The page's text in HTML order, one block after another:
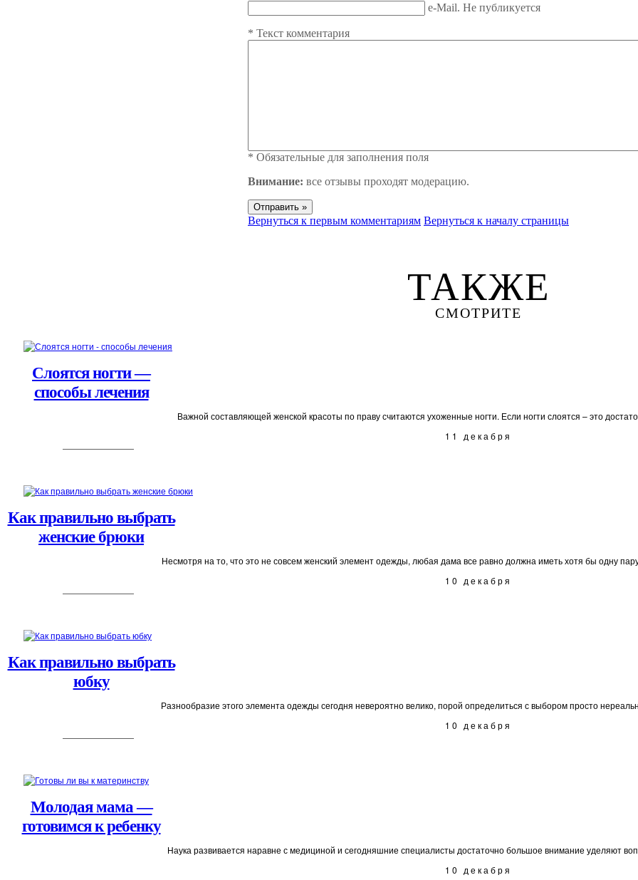
e-Mail. Не публикуется
* Текст комментария
* Обязательные для заполнения поля
Внимание: все отзывы проходят модерацию.
Вернуться к первым комментариям Вернуться к началу страницы
ТАКЖЕ
СМОТРИТЕ
Слоятся ногти —
способы лечения
Важной составляющей женской красоты по праву считаются ухоженные ногти. Если ногти слоятся – это
11 декабря
Как правильно выбрать
женские брюки
Несмотря на то, что это не совсем женский элемент одежды, любая дама все равно должна иметь хотя бы одну
10 декабря
Как правильно выбрать
юбку
Разнообразие этого элемента одежды сегодня невероятно велико, порой определиться с выбором просто
10 декабря
Молодая мама —
готовимся к ребенку
Наука развивается наравне с медициной и сегодняшние специалисты достаточно большое внимание уделяют
10 декабря